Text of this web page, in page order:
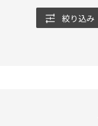
絞り込み